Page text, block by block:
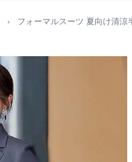
› フォーマルスーツ 夏向け清涼